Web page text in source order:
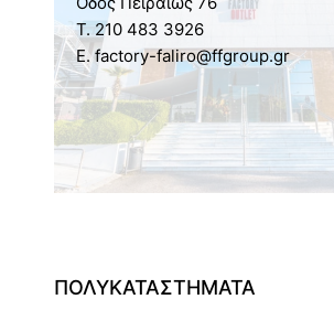
ΠΟΛΥΚΑΤΑΣΤΗΜΑΤΑ
Τ. 210 483 3926
E. factory-faliro@ffgroup.gr